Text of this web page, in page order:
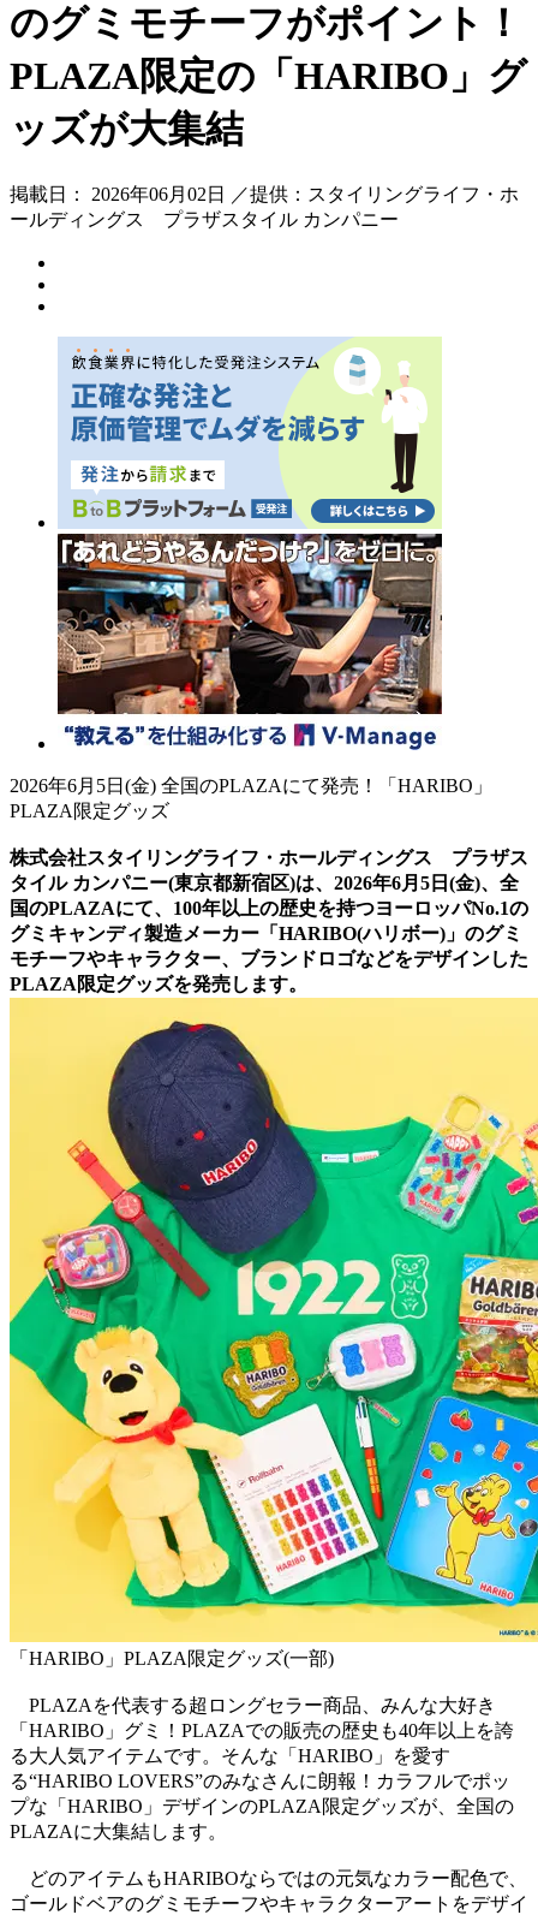
のグミモチーフがポイント！
PLAZA限定の「HARIBO」グ
ッズが大集結
掲載日： 2026年06月02日 ／提供：スタイリングライフ・ホ
ールディングス プラザスタイル カンパニー
2026年6月5日(金) 全国のPLAZAにて発売！「HARIBO」
PLAZA限定グッズ
株式会社スタイリングライフ・ホールディングス プラザス
タイル カンパニー(東京都新宿区)は、2026年6月5日(金)、全
国のPLAZAにて、100年以上の歴史を持つヨーロッパNo.1の
グミキャンディ製造メーカー「HARIBO(ハリボー)」のグミ
モチーフやキャラクター、ブランドロゴなどをデザインした
PLAZA限定グッズを発売します。
「HARIBO」PLAZA限定グッズ(一部)
PLAZAを代表する超ロングセラー商品、みんな大好き
「HARIBO」グミ！PLAZAでの販売の歴史も40年以上を誇
る大人気アイテムです。そんな「HARIBO」を愛す
る“HARIBO LOVERS”のみなさんに朗報！カラフルでポッ
プな「HARIBO」デザインのPLAZA限定グッズが、全国の
PLAZAに大集結します。
どのアイテムもHARIBOならではの元気なカラー配色で、
ゴールドベアのグミモチーフやキャラクターアートをデザイ